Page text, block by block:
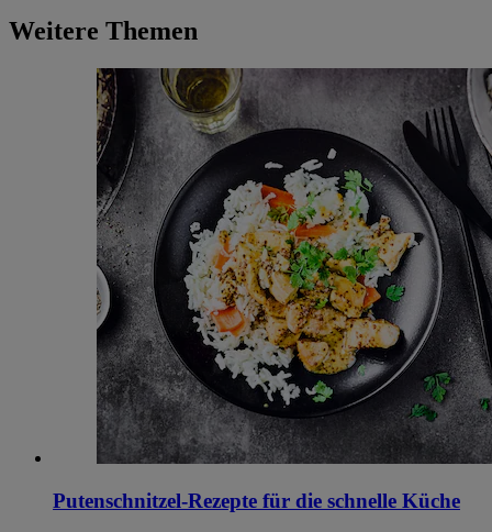
Weitere Themen
Putenschnitzel-Rezepte für die schnelle Küche